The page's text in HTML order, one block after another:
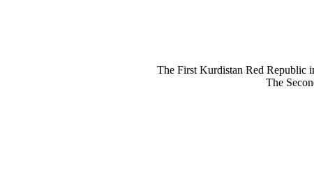
The First Kurdistan Red Republic
The